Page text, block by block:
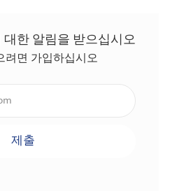
대한 알림을 받으십시오
려면 가입하십시오
제출